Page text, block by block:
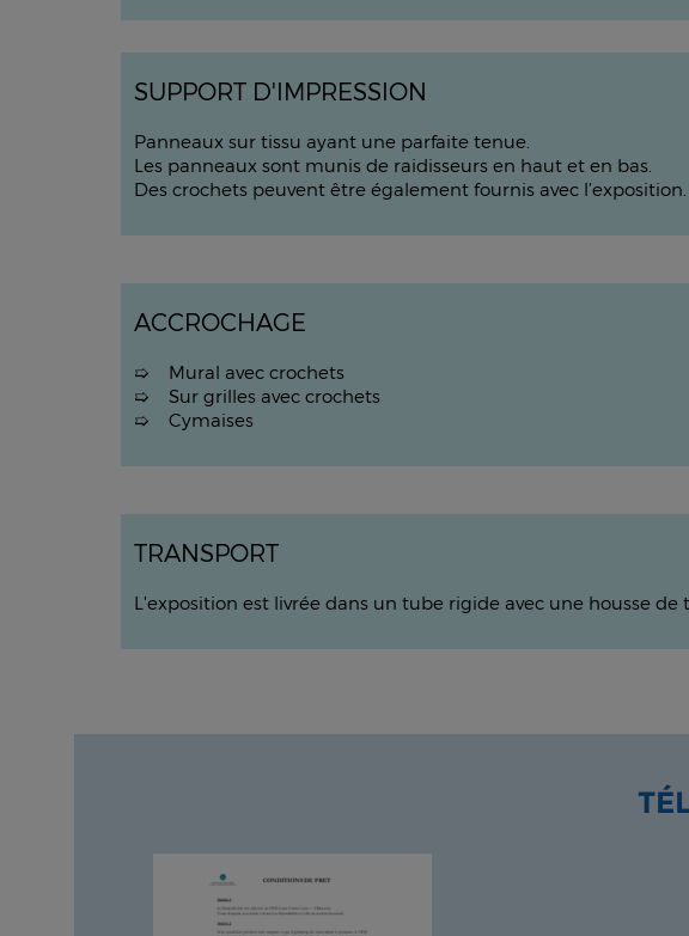
SUPPORT D'IMPRESSION
Panneaux sur tissu ayant une parfaite tenue.
Les panneaux sont munis de raidisseurs en haut et en bas.
Des crochets peuvent être également fournis avec l’exposition.
ACCROCHAGE
➯ Mural avec crochets
➯ Sur grilles avec crochets
➯ Cymaises
TRANSPORT
L'exposition est livrée dans un tube rigide avec une housse